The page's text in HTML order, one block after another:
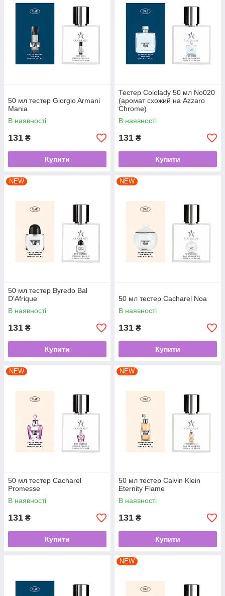
50 мл тестер Giorgio Armani
Mania
В наявності
131 ₴
Купити
Тестер Cololady 50 мл No020
(аромат схожий на Azzaro
Chrome)
В наявності
131 ₴
Купити
NEW
50 мл тестер Byredo Bal
D'Afrique
В наявності
131 ₴
Купити
NEW
50 мл тестер Cacharel Noa
В наявності
131 ₴
Купити
NEW
50 мл тестер Cacharel
Promesse
В наявності
131 ₴
Купити
NEW
50 мл тестер Calvin Klein
Eternity Flame
В наявності
131 ₴
Купити
NEW